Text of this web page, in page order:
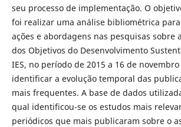
seu processo de implementação. O
foi realizar uma análise bibliométrica
ações e abordagens nas pesquisas sobre
dos Objetivos do Desenvolvimento
IES, no período de 2015 a 16 de
identificar a evolução temporal das
mais frequentes. A base de dados
qual identificou-se os estudos mais
periódicos que mais publicaram sobre o